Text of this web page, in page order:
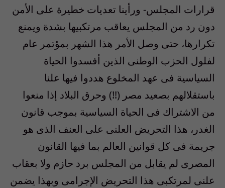
قرارات المجلس- ورأينا تعديات خطيرة على الأمن
دون رد من المجلس يعاقب مرتكبيها بشدة ويمنع
تكرارها، حتى وصل الأمر هذا الشهر بمؤتمر عام
لفلول الحزب الوطنى الذين أفسدوا الحياة
السياسية فى عهد المخلوع هددوا فيها علنا
باستقلالهم بصعيد مصر (!!) وحرق البلاد إذا منعوا
من الاشتراك فى الحياة السياسية بموجب قانون
الغدر، هذا التحريض العلنى على العنف الذى هو
جريمة فى كل قوانين العالم بما فيها القانون
المصرى لم يقابل من المجلس برد حازم ولا بعقاب
علنى لمرتكبى هذا التحريض الإجرامى وبهذا يضمن